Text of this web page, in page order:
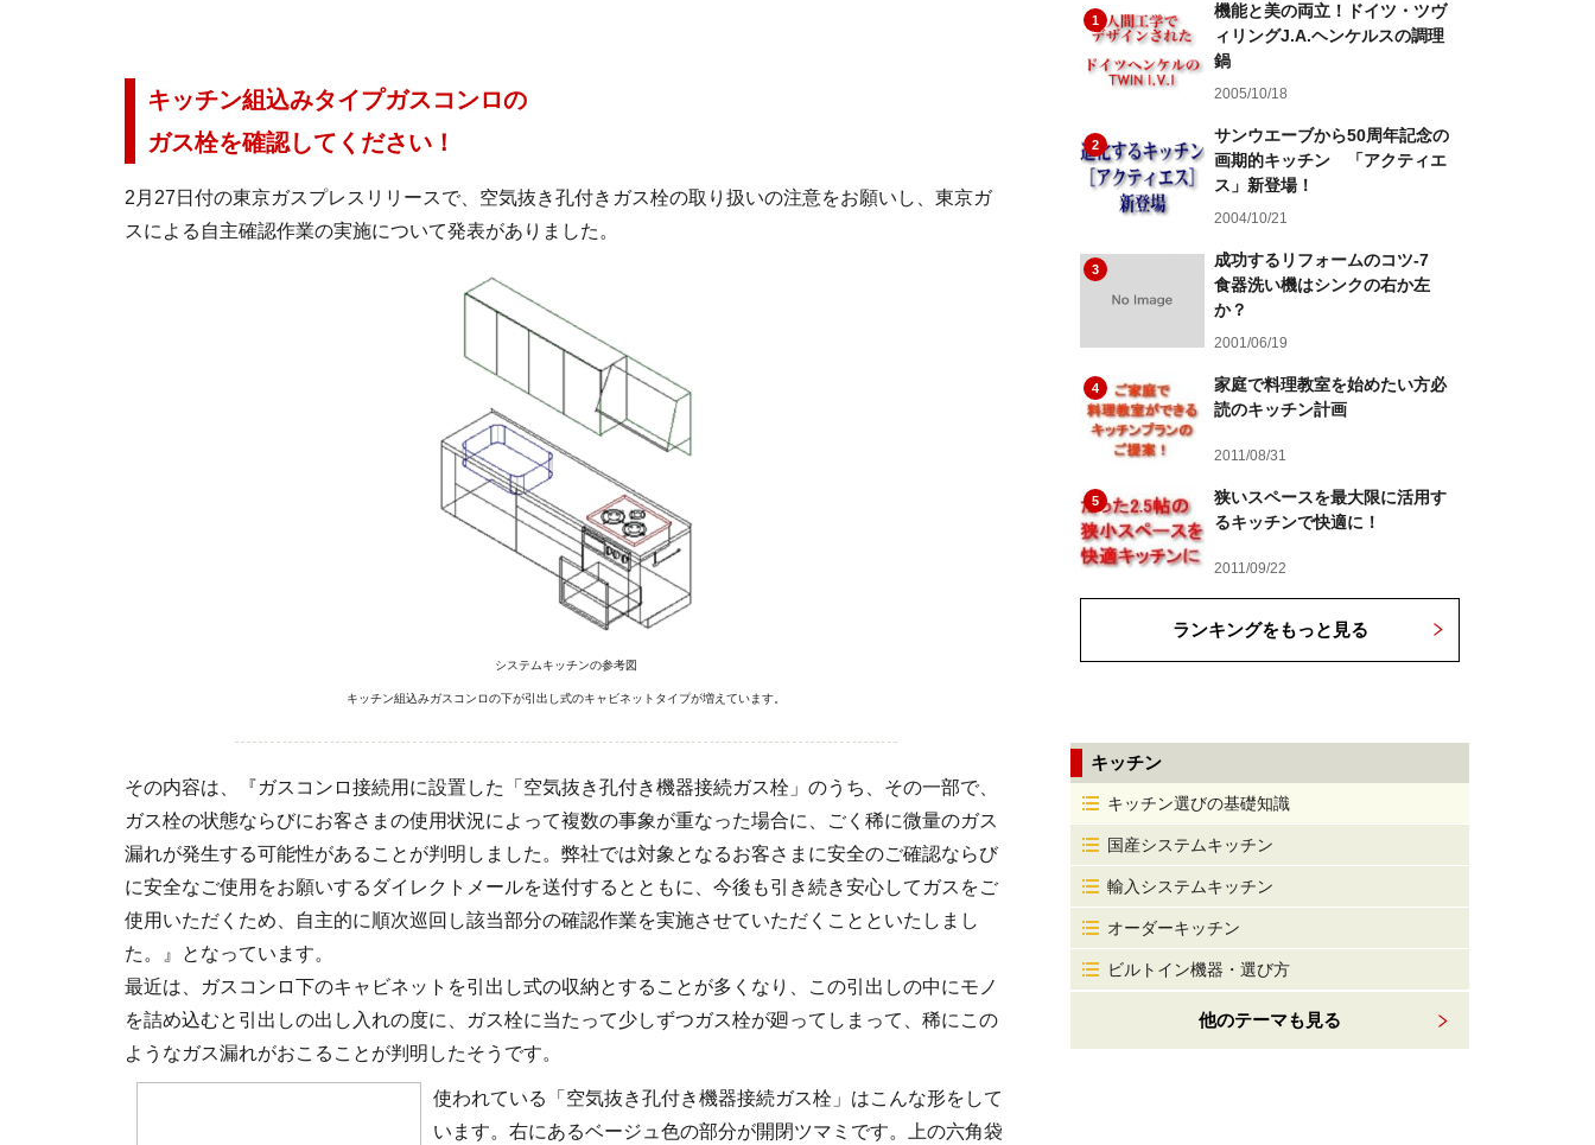
キッチン組込みタイプガスコンロの
ガス栓を確認してください！
2月27日付の東京ガスプレスリリースで、空気抜き孔付きガス栓の取り扱いの注意をお願いし、東京ガ
スによる自主確認作業の実施について発表がありました。
システムキッチンの参考図
キッチン組込みガスコンロの下が引出し式のキャビネットタイプが増えています。
その内容は、『ガスコンロ接続用に設置した「空気抜き孔付き機器接続ガス栓」のうち、その一部で、
ガス栓の状態ならびにお客さまの使用状況によって複数の事象が重なった場合に、ごく稀に微量のガス
漏れが発生する可能性があることが判明しました。弊社では対象となるお客さまに安全のご確認ならび
に安全なご使用をお願いするダイレクトメールを送付するとともに、今後も引き続き安心してガスをご
使用いただくため、自主的に順次巡回し該当部分の確認作業を実施させていただくことといたしまし
た。』となっています。
最近は、ガスコンロ下のキャビネットを引出し式の収納とすることが多くなり、この引出しの中にモノ
を詰め込むと引出しの出し入れの度に、ガス栓に当たって少しずつガス栓が廻ってしまって、稀にこの
ようなガス漏れがおこることが判明したそうです。
使われている「空気抜き孔付き機器接続ガス栓」はこんな形をして
います。右にあるベージュ色の部分が開閉ツマミです。上の六角袋
1
機能と美の両立！ドイツ・ツヴ
ィリングJ.A.ヘンケルスの調理
鍋
2005/10/18
2
サンウエーブから50周年記念の
画期的キッチン 「アクティエ
ス」新登場！
2004/10/21
3
成功するリフォームのコツ-7
食器洗い機はシンクの右か左
か？
2001/06/19
4
家庭で料理教室を始めたい方必
読のキッチン計画
2011/08/31
5
狭いスペースを最大限に活用す
るキッチンで快適に！
2011/09/22
ランキングをもっと見る
キッチン
キッチン選びの基礎知識
国産システムキッチン
輸入システムキッチン
オーダーキッチン
ビルトイン機器・選び方
他のテーマも見る